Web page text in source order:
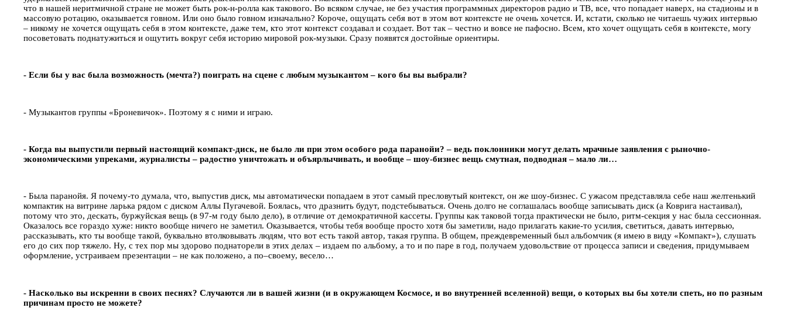
что в нашей неритмичной стране не может быть рок-н-ролла как такового. Во всяком случае, не без участия программных директоров радио и ТВ, все, что попадает наверх, на стадионы и в
массовую ротацию, оказывается говном. Или оно было говном изначально? Короче, ощущать себя вот в этом вот контексте не очень хочется. И, кстати, сколько не читаешь чужих интервью
– никому не хочется ощущать себя в этом контексте, даже тем, кто этот контекст создавал и создает. Вот так – честно и вовсе не пафосно. Всем, кто хочет ощущать себя в контексте, могу
посоветовать поднатужиться и ощутить вокруг себя историю мировой рок-музыки. Сразу появятся достойные ориентиры.
- Если бы у вас была возможность (мечта?) поиграть на сцене с любым музыкантом – кого бы вы выбрали?
- Музыкантов группы «Броневичок». Поэтому я с ними и играю.
- Когда вы выпустили первый настоящий компакт-диск, не было ли при этом особого рода паранойи? – ведь поклонники могут делать мрачные заявления с рыночно-
экономическими упреками, журналисты – радостно уничтожать и объярлычивать, и вообще – шоу-бизнес вещь смутная, подводная – мало ли…
- Была паранойя. Я почему-то думала, что, выпустив диск, мы автоматически попадаем в этот самый пресловутый контекст, он же шоу-бизнес. С ужасом представляла себе наш желтенький
компактик на витрине ларька рядом с диском Аллы Пугачевой. Боялась, что дразнить будут, подстебываться. Очень долго не соглашалась вообще записывать диск (а Коврига настаивал),
потому что это, дескать, буржуйская вещь (в 97-м году было дело), в отличие от демократичной кассеты. Группы как таковой тогда практически не было, ритм-секция у нас была сессионная.
Оказалось все гораздо хуже: никто вообще ничего не заметил. Оказывается, чтобы тебя вообще просто хотя бы заметили, надо прилагать какие-то усилия, светиться, давать интервью,
рассказывать, кто ты вообще такой, буквально втолковывать людям, что вот есть такой автор, такая группа. В общем, преждевременный был альбомчик (я имею в виду «Компакт»), слушать
его до сих пор тяжело. Ну, с тех пор мы здорово поднаторели в этих делах – издаем по альбому, а то и по паре в год, получаем удовольствие от процесса записи и сведения, придумываем
оформление, устраиваем презентации – не как положено, а по–своему, весело…
- Насколько вы искренни в своих песнях? Случаются ли в вашей жизни (и в окружающем Космосе, и во внутренней вселенной) вещи, о которых вы бы хотели спеть, но по разным
причинам просто не можете?